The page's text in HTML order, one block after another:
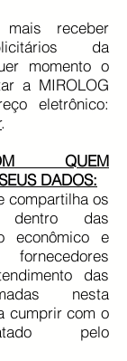
receber
da
momento o
a MIROLOG
eletrônico:
.
QUEM
DADOS:
compartilha os
dentro das
econômico e
das
nesta
cumprir com o
pelo